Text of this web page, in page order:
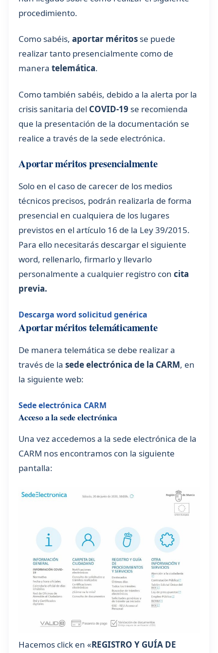
procedimiento.
Como sabéis, aportar méritos se puede
realizar tanto presencialmente como de
manera telemática.
Como también sabéis, debido a la alerta por la
crisis sanitaria del COVID-19 se recomienda
que la presentación de la documentación se
realice a través de la sede electrónica.
Aportar méritos presencialmente
Solo en el caso de carecer de los medios
técnicos precisos, podrán realizarla de forma
presencial en cualquiera de los lugares
previstos en el artículo 16 de la Ley 39/2015.
Para ello necesitarás descargar el siguiente
word, rellenarlo, firmarlo y llevarlo
personalmente a cualquier registro con cita
previa.
Descarga word solicitud genérica
Aportar méritos telemáticamente
De manera telemática se debe realizar a
través de la sede electrónica de la CARM, en
la siguiente web:
Sede electrónica CARM
Acceso a la sede electrónica
Una vez accedemos a la sede electrónica de la
CARM nos encontramos con la siguiente
pantalla:
Hacemos click en «REGISTRO Y GUÍA DE